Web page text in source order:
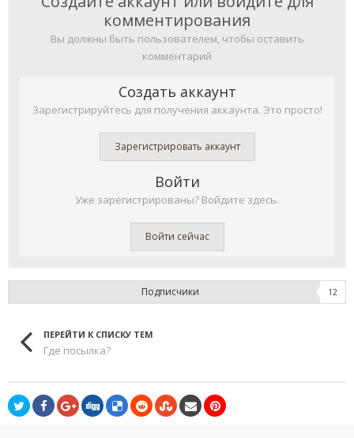
комментирования
Вы должны быть пользователем, чтобы оставить
комментарий
Создать аккаунт
Зарегистрируйтесь для получения аккаунта. Это просто!
Зарегистрировать аккаунт
Войти
Уже зарегистрированы? Войдите здесь.
Войти сейчас
Подписчики 12
ПЕРЕЙТИ К СПИСКУ ТЕМ
Где посылка?